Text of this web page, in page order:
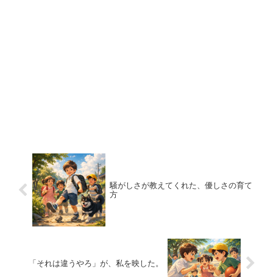
騒がしさが教えてくれた、優しさの育て
方
「それは違うやろ」が、私を映した。